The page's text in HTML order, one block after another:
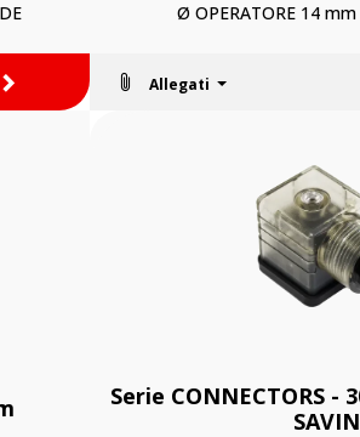
>
Ø OPERATORE 14
Allegati
Serie CONNECTORS -